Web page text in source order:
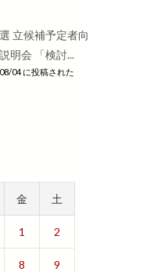
立候補予定者向
明会 「検討...
04 に投稿された
金 土
1 2
8 9